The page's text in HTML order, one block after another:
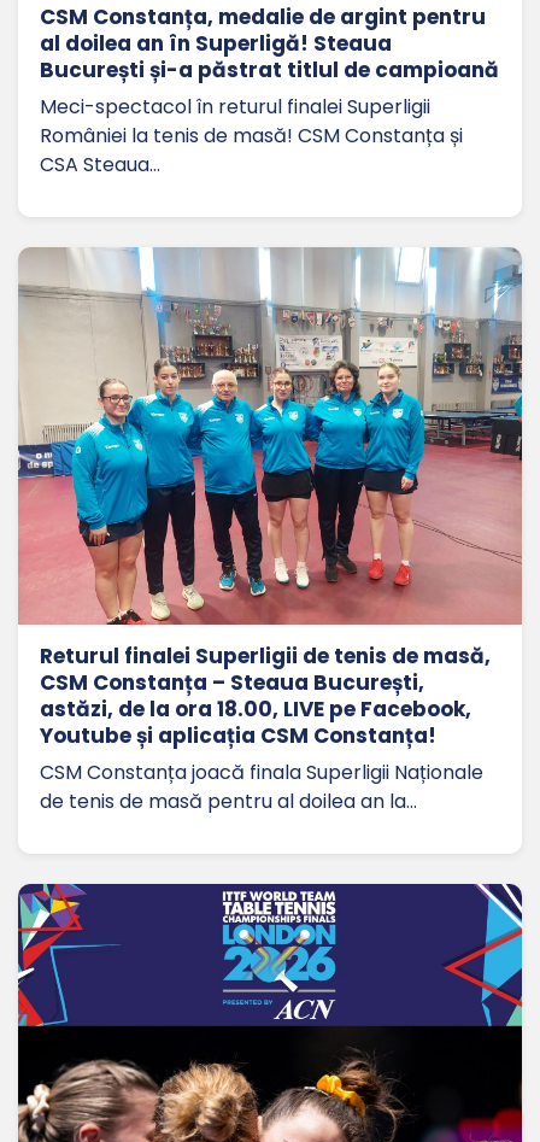
CSM Constanța, medalie de argint pentru
al doilea an în Superligă! Steaua
București și-a păstrat titlul de campioană
Meci-spectacol în returul finalei Superligii
României la tenis de masă! CSM Constanța și
CSA Steaua…
Returul finalei Superligii de tenis de masă,
CSM Constanța – Steaua București,
astăzi, de la ora 18.00, LIVE pe Facebook,
Youtube și aplicația CSM Constanța!
CSM Constanța joacă finala Superligii Naționale
de tenis de masă pentru al doilea an la…